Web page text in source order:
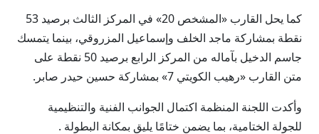
كما يحل القارب «المشخص 20» في المركز الثالث برصيد 53
نقطة بمشاركة ماجد الخلف وإسماعيل المزروقي، بينما يتمسك
جاسم الدخيل بآماله من المركز الرابع برصيد 50 نقطة على
متن القارب «رهيب الكويتي 7» بمشاركة حسين حيدر صابر.
وأكدت اللجنة المنظمة اكتمال الجوانب الفنية والتنظيمية
للجولة الختامية، بما يضمن ختامًا يليق بمكانة البطولة .